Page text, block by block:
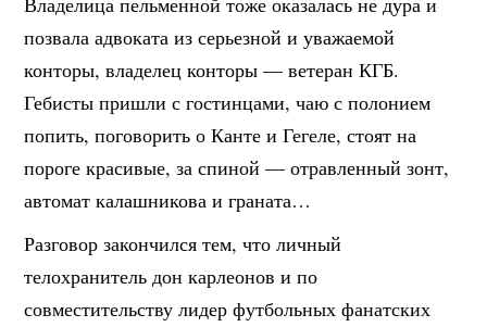
позвала адвоката из серьезной и уважаемой
конторы, владелец конторы — ветеран КГБ.
Гебисты пришли с гостинцами, чаю с полонием
попить, поговорить о Канте и Гегеле, стоят на
пороге красивые, за спиной — отравленный зонт,
автомат калашникова и граната…
Разговор закончился тем, что личный
телохранитель дон карлеонов и по
совместительству лидер футбольных фанатских